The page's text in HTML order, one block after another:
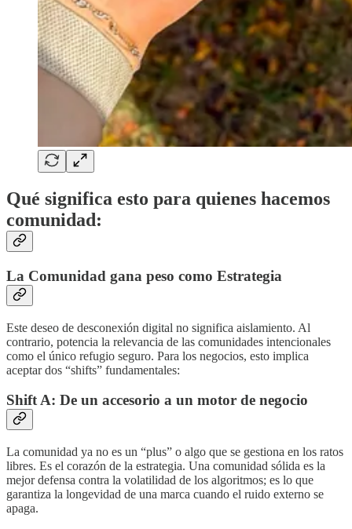
Qué significa esto para quienes hacemos
comunidad:
La Comunidad gana peso como Estrategia
Este deseo de desconexión digital no significa aislamiento. Al
contrario, potencia la relevancia de las comunidades intencionales
como el único refugio seguro. Para los negocios, esto implica
aceptar dos “shifts” fundamentales:
Shift A: De un accesorio a un motor de negocio
La comunidad ya no es un “plus” o algo que se gestiona en los ratos
libres. Es el corazón de la estrategia. Una comunidad sólida es la
mejor defensa contra la volatilidad de los algoritmos; es lo que
garantiza la longevidad de una marca cuando el ruido externo se
apaga.